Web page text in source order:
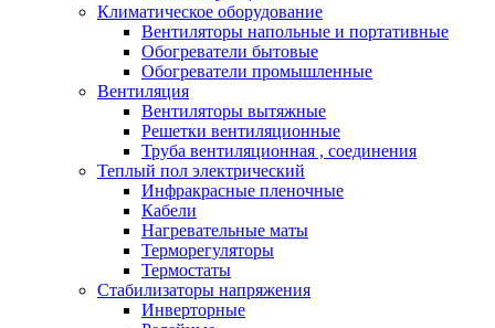
Климатическое оборудование
Вентиляторы напольные и портативные
Обогреватели бытовые
Обогреватели промышленные
Вентиляция
Вентиляторы вытяжные
Решетки вентиляционные
Труба вентиляционная , соединения
Теплый пол электрический
Инфракрасные пленочные
Кабели
Нагревательные маты
Терморегуляторы
Термостаты
Стабилизаторы напряжения
Инверторные